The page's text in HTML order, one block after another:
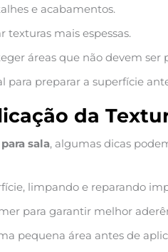
e acabamentos.
texturas mais espessas.
áreas que não devem ser
para preparar a superfície
da
sala, algumas dicas
limpando e reparando
para garantir melhor
pequena área antes de